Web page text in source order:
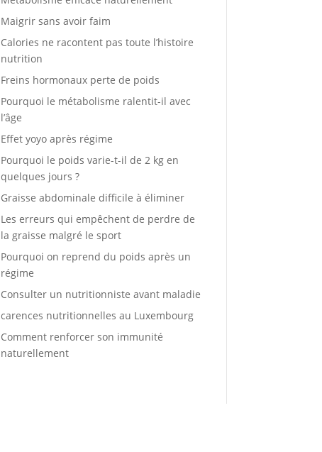
Maigrir sans avoir faim
Calories ne racontent pas toute l’histoire
nutrition
Freins hormonaux perte de poids
Pourquoi le métabolisme ralentit-il avec
l’âge
Effet yoyo après régime
Pourquoi le poids varie-t-il de 2 kg en
quelques jours ?
Graisse abdominale difficile à éliminer
Les erreurs qui empêchent de perdre de
la graisse malgré le sport
Pourquoi on reprend du poids après un
régime
Consulter un nutritionniste avant maladie
carences nutritionnelles au Luxembourg
Comment renforcer son immunité
naturellement